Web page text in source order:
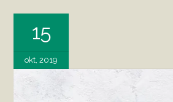
15
okt, 2019